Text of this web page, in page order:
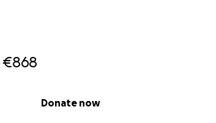
€868
Donate now